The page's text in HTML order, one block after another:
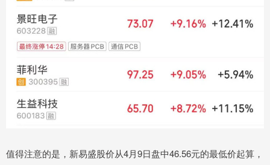
值得注意的是，新易盛股价从4月9日盘中46.56元的最低价起算，